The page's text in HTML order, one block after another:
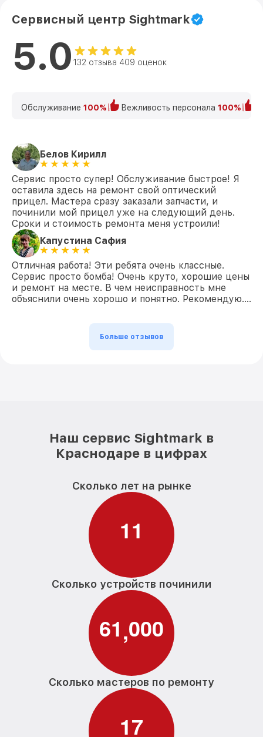
Сервисный центр Sightmark
5.0 132 отзыва 409 оценок
Обслуживание 100% Вежливость персонала 100%
Белов Кирилл
Сервис просто супер! Обслуживание быстрое! Я
оставила здесь на ремонт свой оптический
прицел. Мастера сразу заказали запчасти, и
починили мой прицел уже на следующий день.
Сроки и стоимость ремонта меня устроили!
Капустина Сафия
Отличная работа! Эти ребята очень классные.
Сервис просто бомба! Очень круто, хорошие цены
и ремонт на месте. В чем неисправность мне
объяснили очень хорошо и понятно. Рекомендую….
Больше отзывов
Наш сервис Sightmark в
Краснодаре в цифрах
Сколько лет на рынке
11
Сколько устройств починили
61,000
Сколько мастеров по ремонту
17